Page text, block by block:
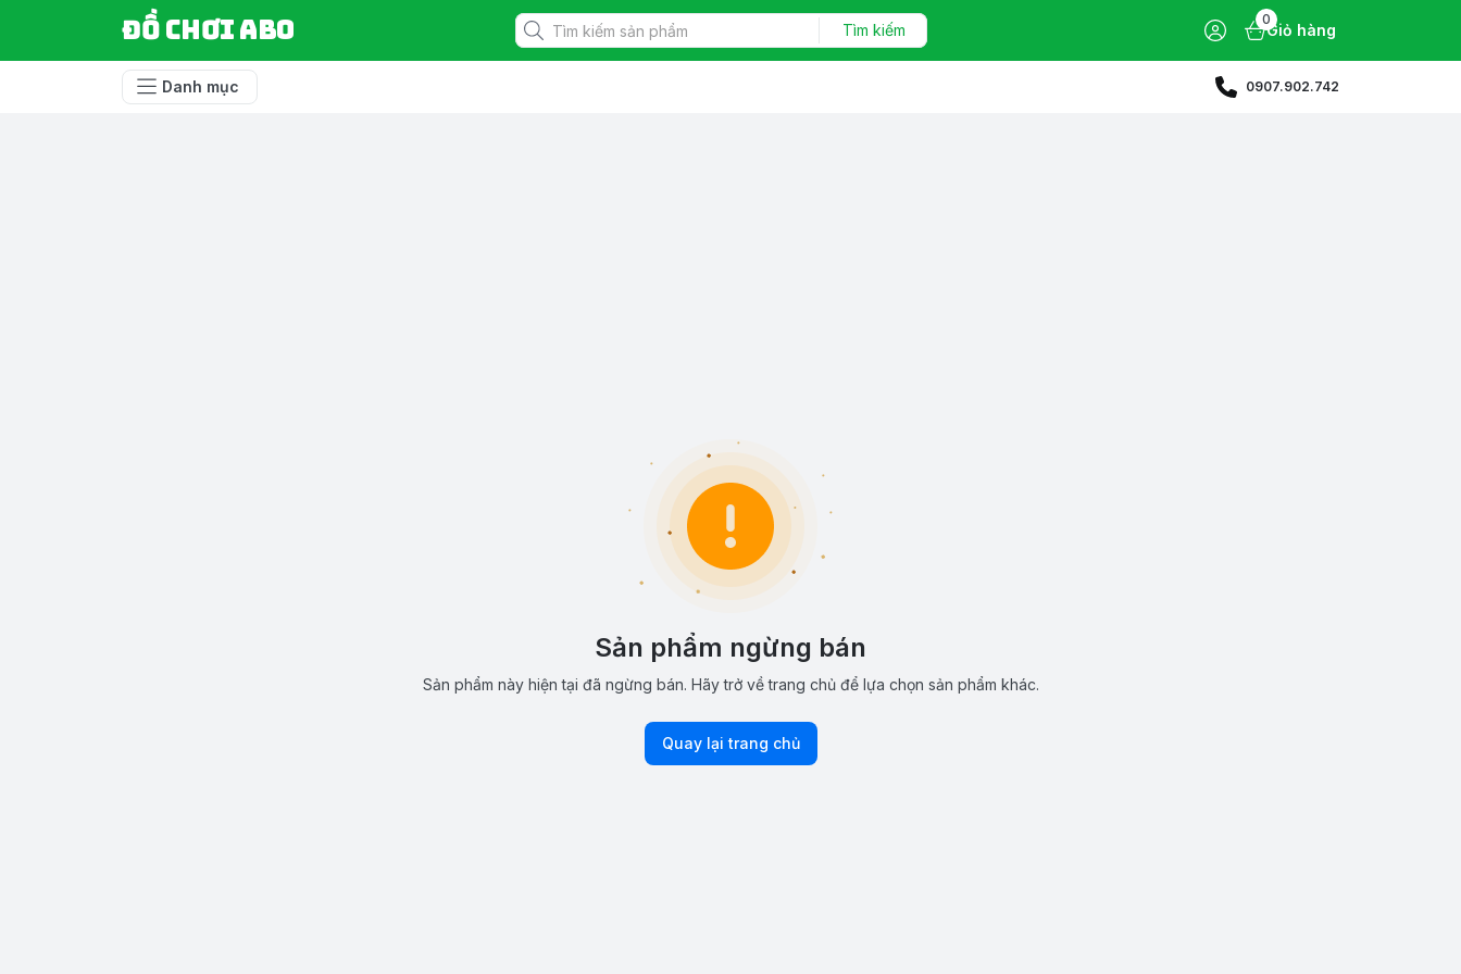
Đồ chơi ABO Tìm kiếm
0
Giỏ hàng
Danh mục 0907.902.742
Sản phẩm ngừng bán
Sản phẩm này hiện tại đã ngừng bán. Hãy trở về trang chủ để lựa chọn sản phẩm khác.
Quay lại trang chủ